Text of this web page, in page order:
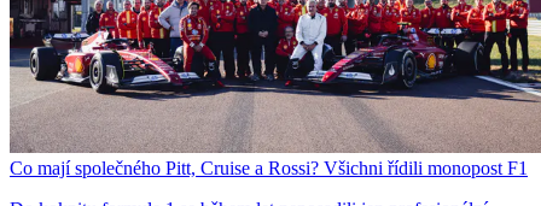
Co mají společného Pitt, Cruise a Rossi? Všichni řídili monopost F1